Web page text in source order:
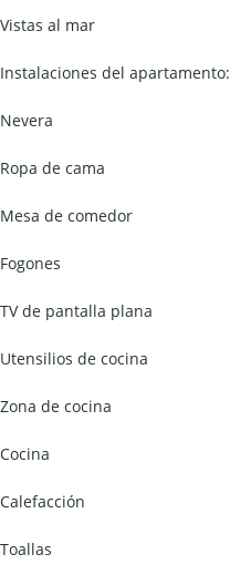
Vistas al mar
Instalaciones del apartamento: ​
Nevera
Ropa de cama
Mesa de comedor
Fogones
TV de pantalla plana
Utensilios de cocina
Zona de cocina
Cocina
Calefacción
Toallas